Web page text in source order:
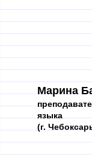
Марина
языка
(г.